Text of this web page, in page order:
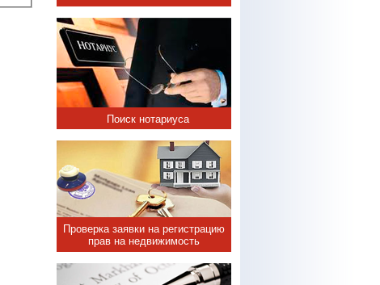
Поиск нотариуса
Проверка заявки на регистрацию
прав на недвижимость